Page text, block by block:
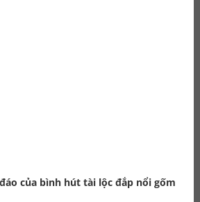
của bình hút tài lộc đắp nổi gốm